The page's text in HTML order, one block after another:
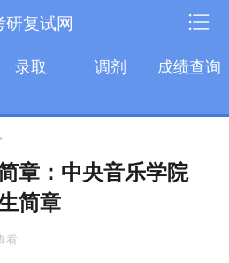
研复试网
录取 调剂
成绩查询
章：中央音乐学院
简章
看